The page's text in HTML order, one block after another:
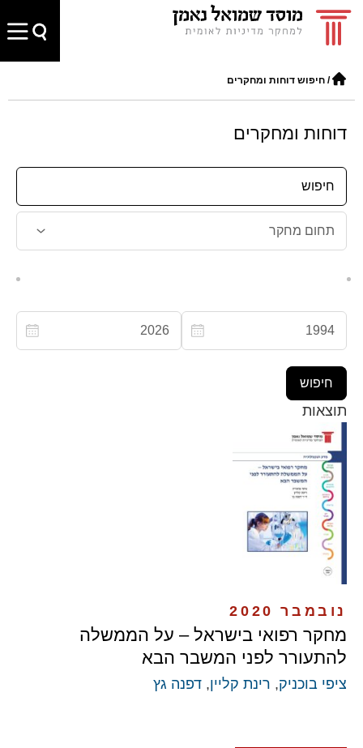
/ חיפוש דוחות ומחקרים
דוחות ומחקרים
תוצאות
נובמבר 2020
מחקר רפואי בישראל – על הממשלה
להתעורר לפני המשבר הבא
ציפי בוכניק, רינת קליין, דפנה גץ